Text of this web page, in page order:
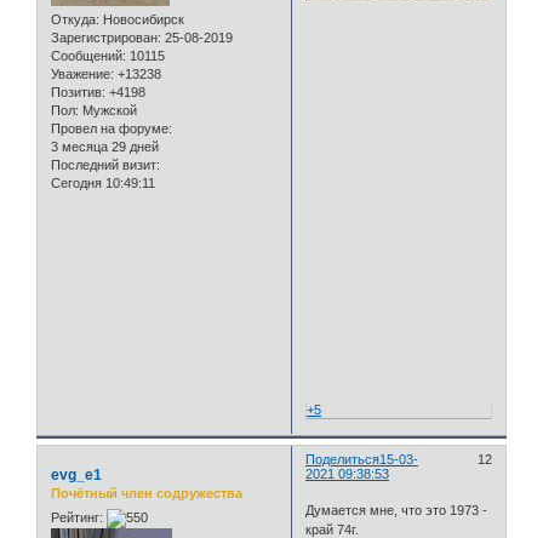
Откуда: Новосибирск
Зарегистрирован: 25-08-2019
Сообщений: 10115
Уважение: +13238
Позитив: +4198
Пол: Мужской
Провел на форуме:
3 месяца 29 дней
Последний визит:
Сегодня 10:49:11
+5
Поделиться 12
15-03-
2021 09:38:53
evg_e1
Почётный член содружества
Рейтинг:
Думается мне, что это 1973 -
край 74г.